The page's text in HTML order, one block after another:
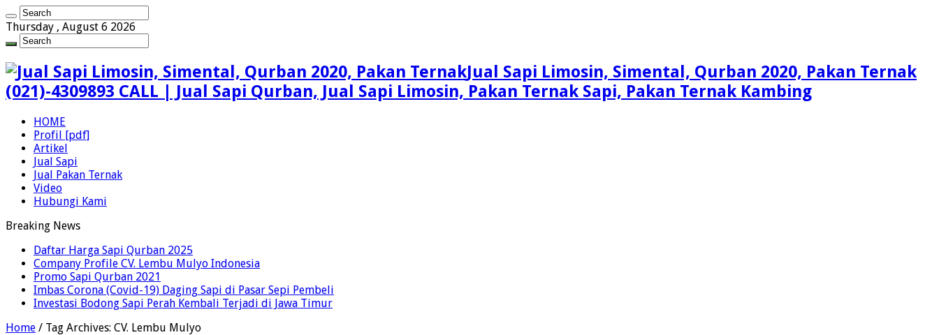
Thursday , August 6 2026
Jual Sapi Limosin, Simental, Qurban 2020, Pakan Ternak
(021)-4309893 CALL | Jual Sapi Qurban, Jual Sapi Limosin, Pakan Ternak Sapi, Pakan Ternak Kambing
HOME
Profil [pdf]
Artikel
Jual Sapi
Jual Pakan Ternak
Video
Hubungi Kami
Breaking News
Daftar Harga Sapi Qurban 2025
Company Profile CV. Lembu Mulyo Indonesia
Promo Sapi Qurban 2021
Imbas Corona (Covid-19) Daging Sapi di Pasar Sepi Pembeli
Investasi Bodong Sapi Perah Kembali Terjadi di Jawa Timur
Home / Tag Archives: CV. Lembu Mulyo